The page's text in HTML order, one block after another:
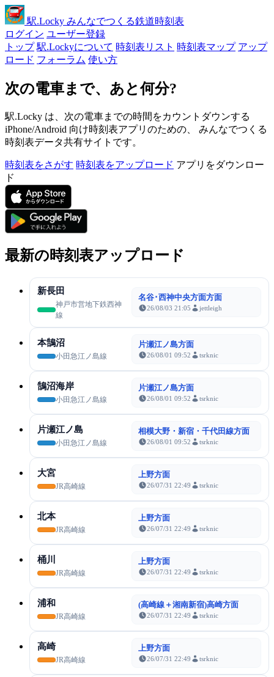
駅.Locky みんなでつくる鉄道時刻表
ログイン ユーザー登録
トップ 駅.Lockyについて 時刻表リスト 時刻表マップ アップ
ロード フォーラム 使い方
次の電車まで、あと何分?
駅.Locky は、次の電車までの時間をカウントダウンする
iPhone/Android 向け時刻表アプリのための、 みんなでつくる
時刻表データ共有サイトです。
時刻表をさがす 時刻表をアップロード アプリをダウンロー
ド
最新の時刻表アップロード
新長田
神戸市営地下鉄西神
線
名谷･西神中央方面方面
26/08/03 21:05 jettleigh
本鵠沼
小田急江ノ島線
片瀬江ノ島方面
26/08/01 09:52 tsrknic
鵠沼海岸
小田急江ノ島線
片瀬江ノ島方面
26/08/01 09:52 tsrknic
片瀬江ノ島
小田急江ノ島線
相模大野・新宿・千代田線方面
26/08/01 09:52 tsrknic
大宮
JR高崎線
上野方面
26/07/31 22:49 tsrknic
北本
JR高崎線
上野方面
26/07/31 22:49 tsrknic
桶川
JR高崎線
上野方面
26/07/31 22:49 tsrknic
浦和
JR高崎線
(高崎線＋湘南新宿)高崎方面
26/07/31 22:49 tsrknic
高崎
JR高崎線
上野方面
26/07/31 22:49 tsrknic